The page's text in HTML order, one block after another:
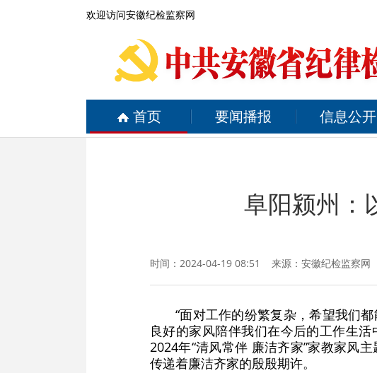
欢迎访问安徽纪检监察网
首页 要闻播报 信息公开
阜阳颍州：
时间：2024-04-19 08:51 来源： 安徽纪检监察网
“面对工作的纷繁复杂，希望我们
良好的家风陪伴我们在今后的工作生
2024年“清风常伴 廉洁齐家”家教家风
传递着廉洁齐家的殷殷期许。